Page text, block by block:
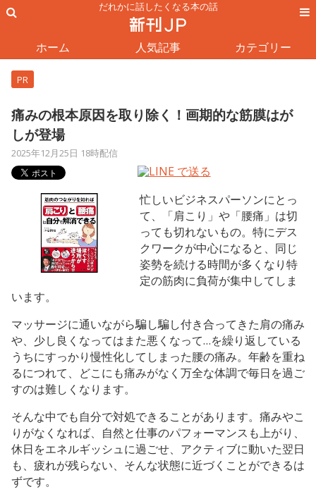
だれかに話したくなる本の話
ホーム 人気記事 カテゴリー
PR
痛みの根本原因を取り除く！画期的な筋膜はが
しが登場
2025年12月25日 18時配信
忙しいビジネスパーソンにとっ
て、「肩こり」や「腰痛」は切
っても切れないもの。特にデス
クワークが中心になると、同じ
姿勢を続ける時間が多くなり特
定の筋肉に負荷が集中してしま
います。
マッサージに通いながら騙し騙し付き合ってきた肩の痛み
や、少し良くなってはまた悪くなって…を繰り返している
うちにすっかり慢性化してしまった腰の痛み。年齢を重ね
るにつれて、どこにも痛みがなく万全な体調で毎日を過ご
すのは難しくなります。
そんな中でも自分で対処できることがあります。痛みやこ
りがなくなれば、自然と仕事のパフォーマンスも上がり、
休日をエネルギッシュに過ごせ、アクティブに動いた翌日
も、疲れが残らない、そんな状態に近づくことができるは
ずです。